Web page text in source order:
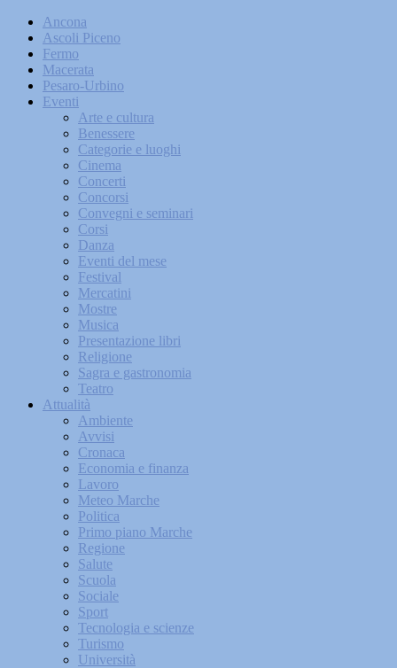
Ancona
Ascoli Piceno
Fermo
Macerata
Pesaro-Urbino
Eventi
Arte e cultura
Benessere
Categorie e luoghi
Cinema
Concerti
Concorsi
Convegni e seminari
Corsi
Danza
Eventi del mese
Festival
Mercatini
Mostre
Musica
Presentazione libri
Religione
Sagra e gastronomia
Teatro
Attualità
Ambiente
Avvisi
Cronaca
Economia e finanza
Lavoro
Meteo Marche
Politica
Primo piano Marche
Regione
Salute
Scuola
Sociale
Sport
Tecnologia e scienze
Turismo
Università